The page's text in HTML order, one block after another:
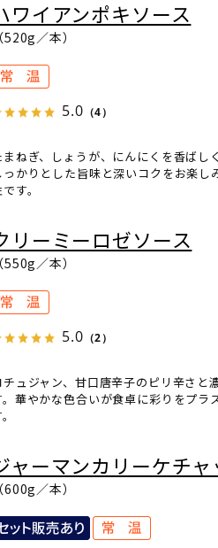
ワイアンポキソース
（520g／本）
5.0 （4）
まねぎ、しょうが、にんにくを香ばし
っかりとした旨味と深いコクをお楽
す。
リーミーロゼソース
（550g／本）
5.0 （2）
チュジャン、甘口唐辛子のピリ辛さ
。華やかな色合いが食卓に彩りをプ
ャーマンカリーケチャ
（600g／本）